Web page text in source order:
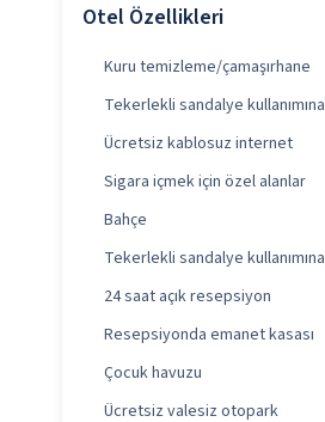
Otel Özellikleri
Kuru temizleme/çamaşırhane
Tekerlekli sandalye
Ücretsiz kablosuz internet
Sigara içmek için özel alanlar
Bahçe
Tekerlekli sandalye
24 saat açık resepsiyon
Resepsiyonda emanet kasası
Çocuk havuzu
Ücretsiz valesiz otopark